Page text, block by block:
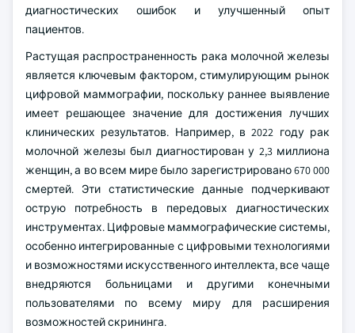
диагностических ошибок и улучшенный опыт
пациентов.
Растущая распространенность рака молочной железы
является ключевым фактором, стимулирующим рынок
цифровой маммографии, поскольку раннее выявление
имеет решающее значение для достижения лучших
клинических результатов. Например, в 2022 году рак
молочной железы был диагностирован у 2,3 миллиона
женщин, а во всем мире было зарегистрировано 670 000
смертей. Эти статистические данные подчеркивают
острую потребность в передовых диагностических
инструментах. Цифровые маммографические системы,
особенно интегрированные с цифровыми технологиями
и возможностями искусственного интеллекта, все чаще
внедряются больницами и другими конечными
пользователями по всему миру для расширения
возможностей скрининга.